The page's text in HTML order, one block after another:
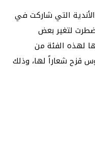
التي شاركت في
اضطرت لتغير بعض
لهذه الفئة من
قزح شعاراً لها، وذلك